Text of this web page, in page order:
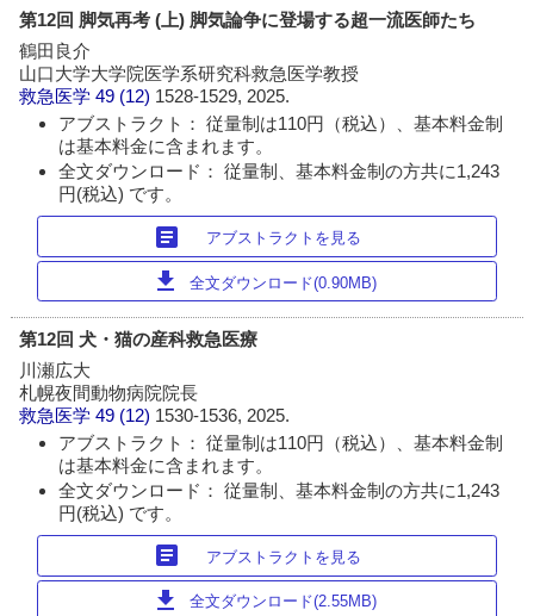
第12回 脚気再考 (上) 脚気論争に登場する超一流医師たち
鶴田良介
山口大学大学院医学系研究科救急医学教授
救急医学 49 (12) 1528-1529, 2025.
アブストラクト： 従量制は110円（税込）、基本料金制
は基本料金に含まれます。
全文ダウンロード： 従量制、基本料金制の方共に1,243
円(税込) です。
article アブストラクトを見る
download 全文ダウンロード(0.90MB)
第12回 犬・猫の産科救急医療
川瀬広大
札幌夜間動物病院院長
救急医学 49 (12) 1530-1536, 2025.
アブストラクト： 従量制は110円（税込）、基本料金制
は基本料金に含まれます。
全文ダウンロード： 従量制、基本料金制の方共に1,243
円(税込) です。
article アブストラクトを見る
download 全文ダウンロード(2.55MB)